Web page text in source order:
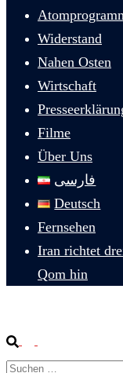
Widerstand
Nahen Osten
Wirtschaft
Filme
Über Uns
فارسی
Deutsch
Fernsehen
Iran richtet
Qom hin
Suche
umschalten
Suchen